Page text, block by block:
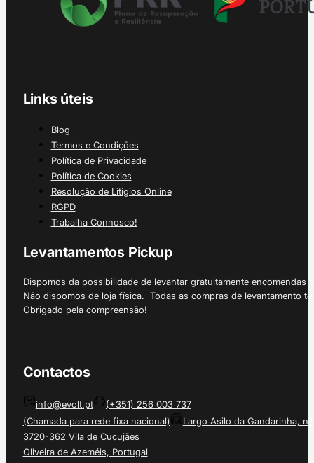
Links úteis
Blog
Termos e Condições
Política de Privacidade
Política de Cookies
Resolução de Litígios Online
RGPD
Trabalha Connosco!
Levantamentos Pickup
Dispomos da possibilidade de levantar gratuitamente
Não dispomos de loja física. Todas as compras de levantamento
Obrigado pela compreensão!
Contactos
info@evolt.pt
(+351) 256 003 737
(Chamada para rede fixa nacional)
Largo Asilo da Gandarinha, nº
3720-362 Vila de Cucujães
Oliveira de Azeméis, Portugal